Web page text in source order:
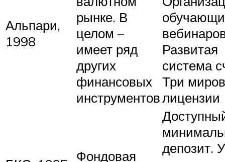
Альпари,
1998
рынке. В
целом –
имеет ряд
других
финансовых
инструментов
Развитая
система
Три
лицензии
Фондовая
депозит.